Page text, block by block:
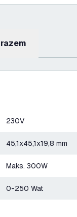
230V
45,1x45,1x19,8 mm
Maks. 300W
0-250 Wat